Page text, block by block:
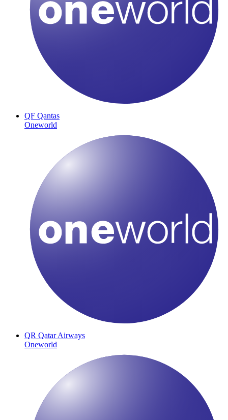
QF Qantas
Oneworld
QR Qatar Airways
Oneworld